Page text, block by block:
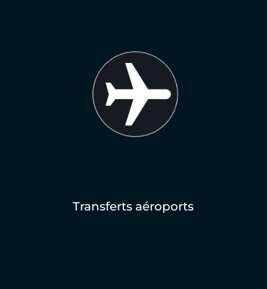
Transferts aéroports